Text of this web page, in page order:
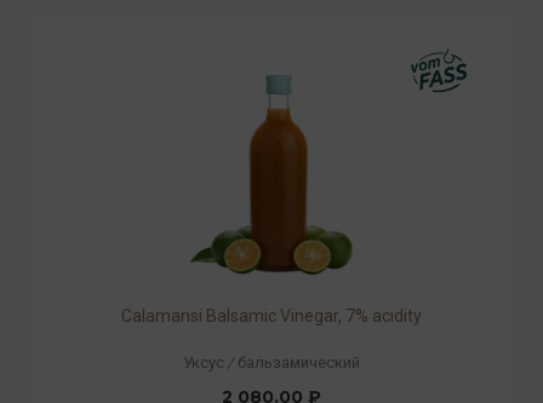
Calamansi Balsamic Vinegar, 7% acidity
Уксус / бальзамический
2 080.00 ₽